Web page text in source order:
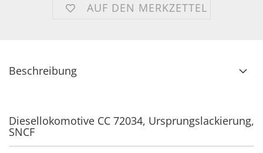
AUF DEN MERKZETTEL
Beschreibung
Diesellokomotive CC 72034, Ursprungslackierung,
SNCF